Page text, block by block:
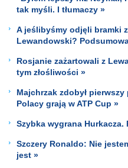
tak myśli. I tłumaczy »
A jeślibyśmy odjęli bramki
Lewandowski?
Rosjanie zażartowali z
tym złośliwości »
Majchrzak zdobył
Polacy grają w ATP Cup »
Szybka wygrana
Szczery Ronaldo: Nie
jest »